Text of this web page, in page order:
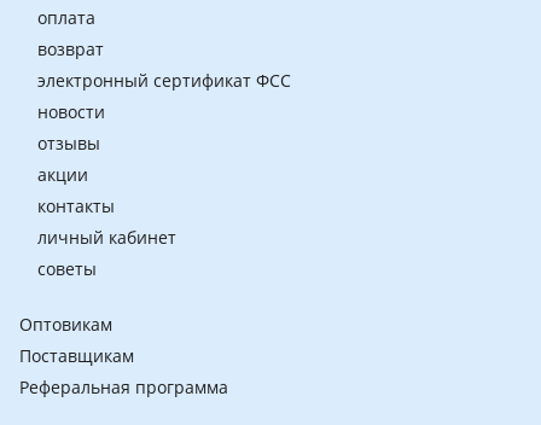
оплата
возврат
электронный сертификат ФСС
новости
отзывы
акции
контакты
личный кабинет
советы
Оптовикам
Поставщикам
Реферальная программа